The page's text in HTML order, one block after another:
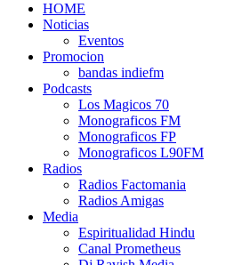
HOME
Noticias
Eventos
Promocion
bandas indiefm
Podcasts
Los Magicos 70
Monograficos FM
Monograficos FP
Monograficos L90FM
Radios
Radios Factomania
Radios Amigas
Media
Espiritualidad Hindu
Canal Prometheus